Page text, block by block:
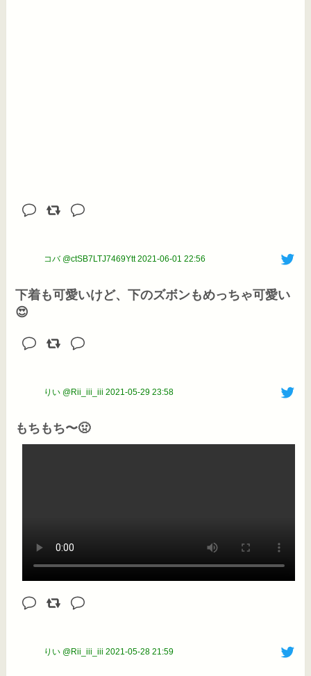
コバ @ctSB7LTJ7469Ytt 2021-06-01 22:56
下着も可愛いけど、下のズボンもめっちゃ可愛い
😍
りい @Rii_iii_iii 2021-05-29 23:58
もちもち〜🤢
りい @Rii_iii_iii 2021-05-28 21:59